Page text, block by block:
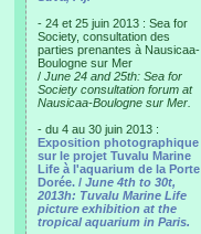
- 24 et 25 juin 2013 : Sea for
Society, consultation des
parties prenantes à Nausicaa-
Boulogne sur Mer
/ June 24 and 25th: Sea for
Society consultation forum at
Nausicaa-Boulogne sur Mer.
- du 4 au 30 juin 2013 :
Exposition photographique
sur le projet Tuvalu Marine
Life à l'aquarium de la Porte
Dorée. / June 4th to 30t,
2013h: Tuvalu Marine Life
picture exhibition at the
tropical aquarium in Paris.